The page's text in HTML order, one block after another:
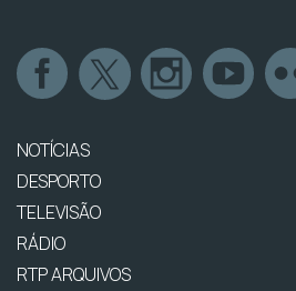
NOTÍCIAS
DESPORTO
TELEVISÃO
RÁDIO
RTP ARQUIVOS